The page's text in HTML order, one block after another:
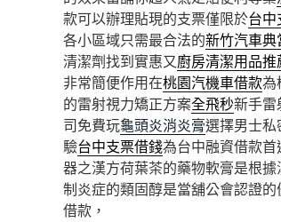
款可以辦理貼現的支票僅限於台
各小區域只需最合法的新竹汽車典
清潔劑找到實惠又廚房清潔用品推
非常簡便作用在桃園汽機車借款為
的雷射視力矯正方案全飛秒新手雷
司免費玩龜頭炎消炎膏選擇男士
驗台中支票借錢為台中融資借款
器之漢方荷葉茶的藥物軟膏是根
制炎症的類固醇是當舖公會認證
借款，